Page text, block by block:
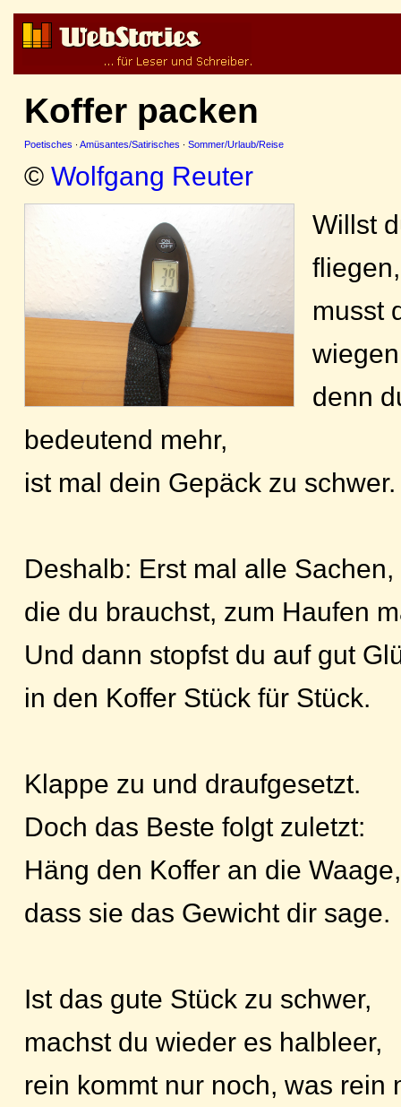
Koffer packen
Poetisches · Amüsantes/Satirisches · Sommer/Urlaub/Reise
© Wolfgang Reuter
Willst
fliegen,
musst
denn
bedeutend mehr,
ist mal dein Gepäck zu schwer.
Deshalb: Erst mal alle Sachen,
die du brauchst, zum Haufen
Und dann stopfst du auf gut
in den Koffer Stück für Stück.
Klappe zu und draufgesetzt.
Doch das Beste folgt zuletzt:
Häng den Koffer an die Waage,
dass sie das Gewicht dir sage.
Ist das gute Stück zu schwer,
machst du wieder es halbleer,
rein kommt nur noch, was rein